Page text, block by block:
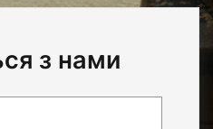
з нами